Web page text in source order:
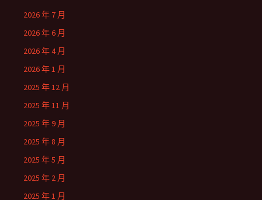
2026 年 7 月
2026 年 6 月
2026 年 4 月
2026 年 1 月
2025 年 12 月
2025 年 11 月
2025 年 9 月
2025 年 8 月
2025 年 5 月
2025 年 2 月
2025 年 1 月